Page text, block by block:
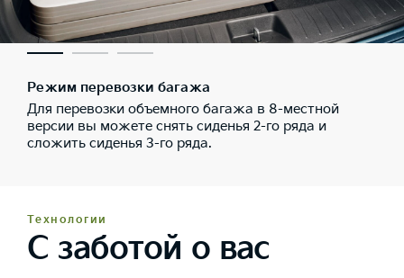
Режим перевозки багажа
Для перевозки объемного багажа в 8-местной
версии вы можете снять сиденья 2-го ряда и
сложить сиденья 3-го ряда.
Технологии
С заботой о вас